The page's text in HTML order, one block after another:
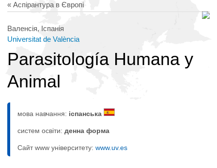
« Аспірантура в Європі
Валенсія, Іспанія
Universitat de València
Parasitología Humana y
Animal
мова навчання: іспанська
систем освіти: денна форма
Сайт www університету: www.uv.es